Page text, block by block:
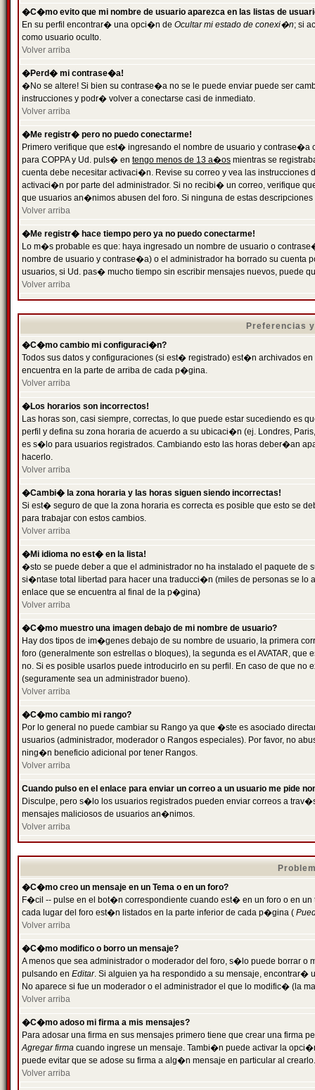
�C�mo evito que mi nombre de usuario aparezca en las listas de
En su perfil encontrar� una opci�n de Ocultar mi estado de conexi�n; si
como usuario oculto.
Volver arriba
�Perd� mi contrase�a!
�No se altere! Si bien su contrase�a no se le puede enviar puede ser
instrucciones y podr� volver a conectarse casi de inmediato.
Volver arriba
�Me registr� pero no puedo conectarme!
Primero verifique que est� ingresando el nombre de usuario y
para COPPA y Ud. puls� en tengo menos de 13 a�os mientras se
cuenta debe necesitar activaci�n. Revise su correo y vea las
activaci�n por parte del administrador. Si no recibi� un correo, verifique
que usuarios an�nimos abusen del foro. Si ninguna de estas
Volver arriba
�Me registr� hace tiempo pero ya no puedo conectarme!
Lo m�s probable es que: haya ingresado un nombre de usuario o
nombre de usuario y contrase�a) o el administrador ha borrado su
usuarios, si Ud. pas� mucho tiempo sin escribir mensajes nuevos, puede
Volver arriba
Preferencias
�C�mo cambio mi configuraci�n?
Todos sus datos y configuraciones (si est� registrado) est�n archivados
encuentra en la parte de arriba de cada p�gina.
Volver arriba
�Los horarios son incorrectos!
Las horas son, casi siempre, correctas, lo que puede estar sucediendo es
perfil y defina su zona horaria de acuerdo a su ubicaci�n (ej. Londres,
es s�lo para usuarios registrados. Cambiando esto las horas deber�an
hacerlo.
Volver arriba
�Cambi� la zona horaria y las horas siguen siendo incorrectas!
Si est� seguro de que la zona horaria es correcta es posible que esto se
para trabajar con estos cambios.
Volver arriba
�Mi idioma no est� en la lista!
�sto se puede deber a que el administrador no ha instalado el paquete
si�ntase total libertad para hacer una traducci�n (miles de personas se
enlace que se encuentra al final de la p�gina)
Volver arriba
�C�mo muestro una imagen debajo de mi nombre de usuario?
Hay dos tipos de im�genes debajo de su nombre de usuario, la primera
foro (generalmente son estrellas o bloques), la segunda es el AVATAR,
no. Si es posible usarlos puede introducirlo en su perfil. En caso de que
(seguramente sea un administrador bueno).
Volver arriba
�C�mo cambio mi rango?
Por lo general no puede cambiar su Rango ya que �ste es asociado
usuarios (administrador, moderador o Rangos especiales). Por favor, no
ning�n beneficio adicional por tener Rangos.
Volver arriba
Cuando pulso en el enlace para enviar un correo a un usuario me pide
Disculpe, pero s�lo los usuarios registrados pueden enviar correos a
mensajes maliciosos de usuarios an�nimos.
Volver arriba
�C�mo creo un mensaje en un Tema o en un foro?
F�cil -- pulse en el bot�n correspondiente cuando est� en un foro o en
cada lugar del foro est�n listados en la parte inferior de cada p�gina (
Volver arriba
�C�mo modifico o borro un mensaje?
A menos que sea administrador o moderador del foro, s�lo puede borrar o
pulsando en Editar. Si alguien ya ha respondido a su mensaje, encontrar�
No aparece si fue un moderador o el administrador el que lo modific� (la
Volver arriba
�C�mo adoso mi firma a mis mensajes?
Para adosar una firma en sus mensajes primero tiene que crear una firma
Agregar firma cuando ingrese un mensaje. Tambi�n puede activar la
puede evitar que se adose su firma a alg�n mensaje en particular al crearlo.
Volver arriba